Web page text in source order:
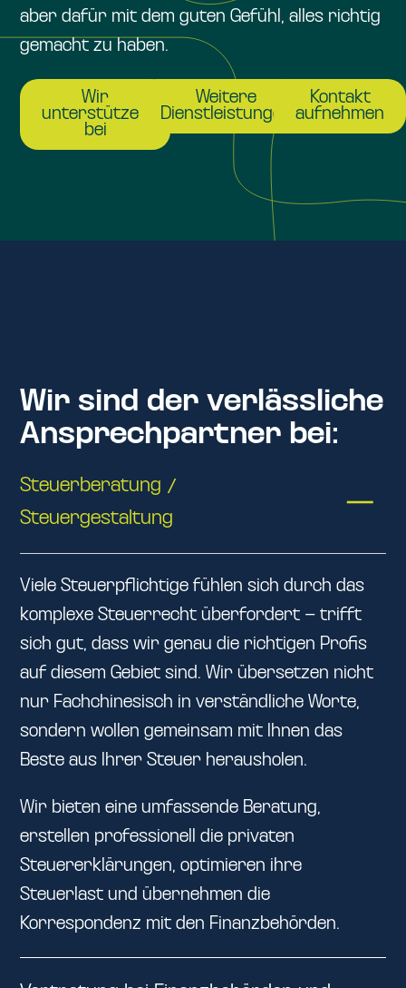
aber dafür mit dem guten Gefühl, alles richtig
gemacht zu haben.
Wir
unterstützen
bei
Weitere
Dienstleistungen
Kontakt
aufnehmen
Wir sind der verlässliche
Ansprechpartner bei:
Steuerberatung /
Steuergestaltung
Viele Steuerpflichtige fühlen sich durch das
komplexe Steuerrecht überfordert – trifft
sich gut, dass wir genau die richtigen Profis
auf diesem Gebiet sind. Wir übersetzen nicht
nur Fachchinesisch in verständliche Worte,
sondern wollen gemeinsam mit Ihnen das
Beste aus Ihrer Steuer herausholen.
Wir bieten eine umfassende Beratung,
erstellen professionell die privaten
Steuererklärungen, optimieren ihre
Steuerlast und übernehmen die
Korrespondenz mit den Finanzbehörden.